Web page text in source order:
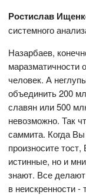
Ростислав
системного
Назарбаев,
маразматичности
человек. А
объединить 200
славян или 500
невозможно. Так
саммита. Когда
произносите
истинные, но и
знают. Все делают
в неискренности -